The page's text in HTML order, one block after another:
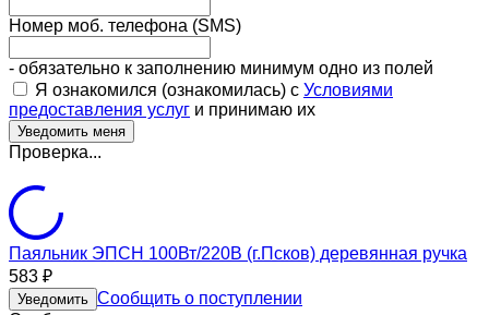
Номер моб. телефона (SMS)
- обязательно к заполнению минимум одно из полей
Я ознакомился (ознакомилась) с Условиями
предоставления услуг и принимаю их
Проверка...
Паяльник ЭПСН 100Вт/220В (г.Псков) деревянная ручка
583 ₽
Уведомить Сообщить о поступлении